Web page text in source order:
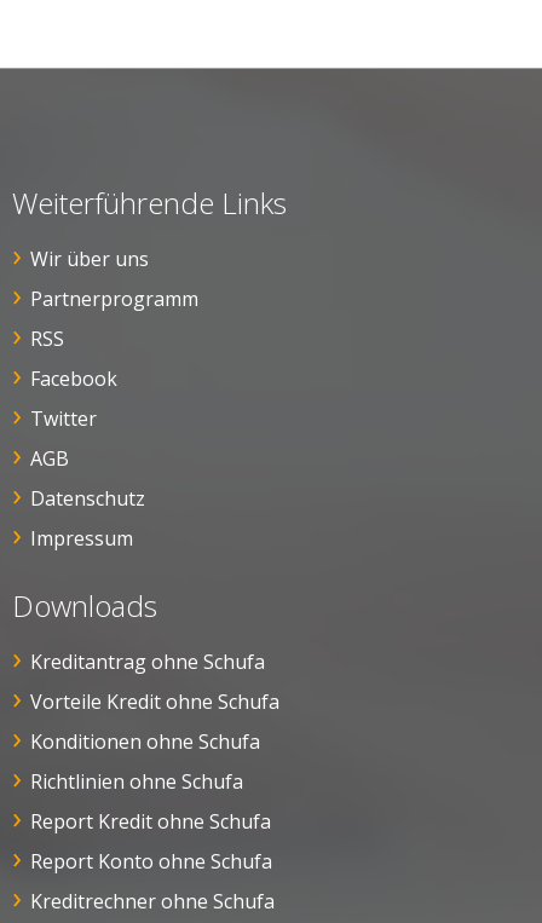
Weiterführende Links
Wir über uns
Partnerprogramm
RSS
Facebook
Twitter
AGB
Datenschutz
Impressum
Downloads
Kreditantrag ohne Schufa
Vorteile Kredit ohne Schufa
Konditionen ohne Schufa
Richtlinien ohne Schufa
Report Kredit ohne Schufa
Report Konto ohne Schufa
Kreditrechner ohne Schufa